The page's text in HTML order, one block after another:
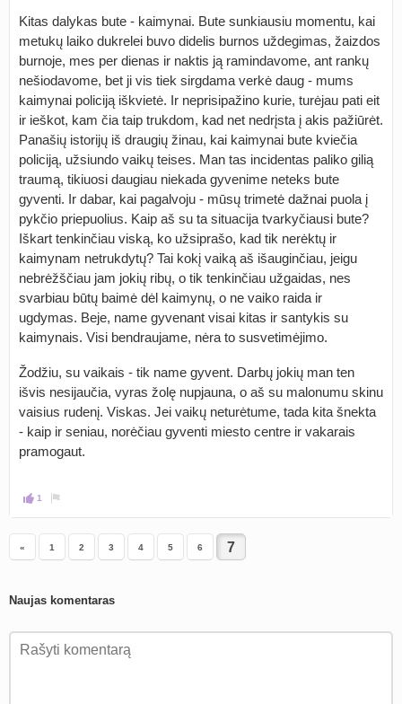
Kitas dalykas bute - kaimynai. Bute sunkiausiu momentu, kai
metukų laiko dukrelei buvo didelis burnos uždegimas, žaizdos
burnoje, mes per dienas ir naktis ją ramindavome, ant rankų
nešiodavome, bet ji vis tiek sirgdama verkė daug - mums
kaimynai policiją iškvietė. Ir neprisipažino kurie, turėjau pati eit
ir ieškot, kam čia taip trukdom, kad net nedrįsta į akis pažiūrėt.
Panašių istorijų iš draugių žinau, kai kaimynai bute kviečia
policiją, užsiundo vaikų teises. Man tas incidentas paliko gilią
traumą, tikiuosi daugiau niekada gyvenime neteks bute
gyventi. Ir dabar, kai pagalvoju - mūsų trimetė dažnai puola į
pykčio priepuolius. Kaip aš su ta situacija tvarkyčiausi bute?
Iškart tenkinčiau viską, ko užsiprašo, kad tik nerėktų ir
kaimynam netrukdytų? Tai kokį vaiką aš išauginčiau, jeigu
nebrėžščiau jam jokių ribų, o tik tenkinčiau užgaidas, nes
svarbiau būtų baimė dėl kaimynų, o ne vaiko raida ir
ugdymas. Beje, name gyvenant visai kitas ir santykis su
kaimynais. Visi bendraujame, nėra to susvetimėjimo.
Žodžiu, su vaikais - tik name gyvent. Darbų jokių man ten
išvis nesijaučia, vyras žolę nupjauna, o aš su malonumu skinu
vaisius rudenį. Viskas. Jei vaikų neturėtume, tada kita šnekta
- kaip ir seniau, norėčiau gyventi miesto centre ir vakarais
pramogaut.
1
« 1 2 3 4 5 6
Naujas komentaras